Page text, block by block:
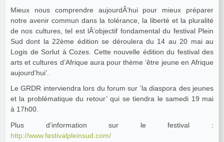
Mieux nous comprendre aujourdÂ’hui pour mieux préparer
notre avenir commun dans la tolérance, la liberté et la pluralité
de nos cultures, tel est lÂ’objectif fondamental du festival Plein
Sud dont la 22ème édition se déroulera du 14 au 20 mai au
Logis de Sorlut à Cozes. Cette nouvelle édition du festival des
arts et cultures d’Afrique aura pour thème ’être jeune en Afrique
aujourd’hui’.
Le GRDR interviendra lors du forum sur ’la diaspora des jeunes
et la problématique du retour’ qui se tiendra le samedi 19 mai
à 17h00.
Plus d’information sur le festival :
http://www.festivalpleinsud.com/